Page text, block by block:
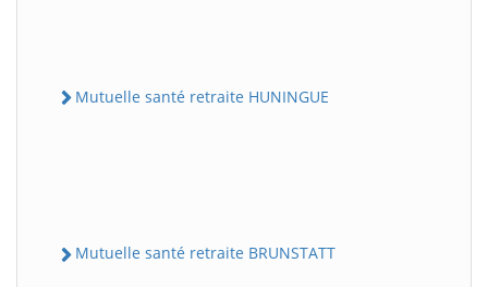
Mutuelle santé retraite HUNINGUE
Mutuelle santé retraite BRUNSTATT